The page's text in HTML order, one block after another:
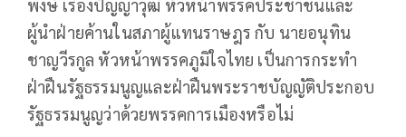
พงษ์ เรืองปัญญาวุฒิ หัวหน้าพรรคประชาชนและ
ผู้นำฝ่ายค้านในสภาผู้แทนราษฎร กับ นายอนุทิน
ชาญวีรกูล หัวหน้าพรรคภูมิใจไทย เป็นการกระทำ
ฝ่าฝืนรัฐธรรมนูญและฝ่าฝืนพระราชบัญญัติประกอบ
รัฐธรรมนูญว่าด้วยพรรคการเมืองหรือไม่